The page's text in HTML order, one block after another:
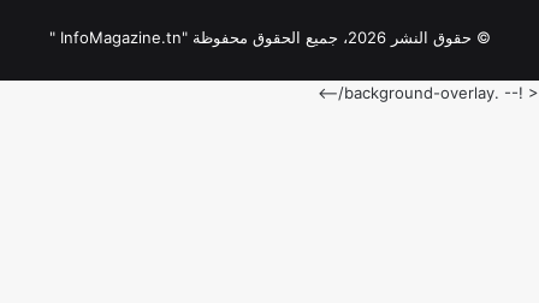
© حقوق النشر 2026، جميع الحقوق محفوظة "InfoMagazine.tn "
< !-- .background-overlay/-->